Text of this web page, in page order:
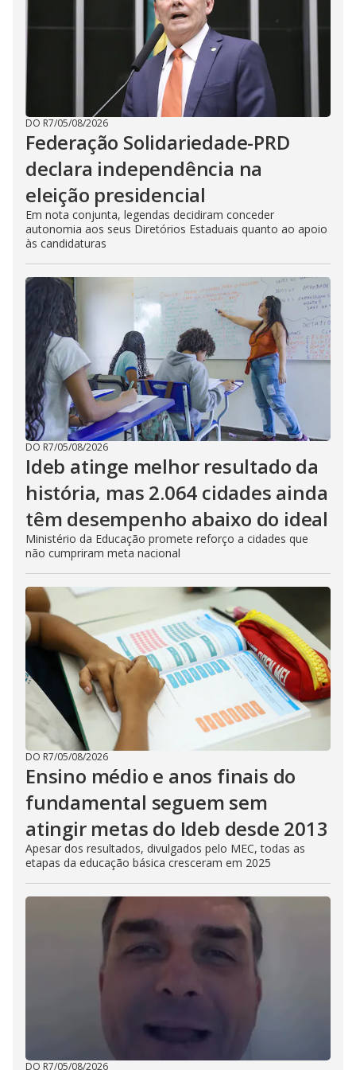
DO R7/05/08/2026
Federação Solidariedade-PRD
declara independência na
eleição presidencial
Em nota conjunta, legendas decidiram conceder
autonomia aos seus Diretórios Estaduais quanto ao apoio
às candidaturas
DO R7/05/08/2026
Ideb atinge melhor resultado da
história, mas 2.064 cidades ainda
têm desempenho abaixo do ideal
Ministério da Educação promete reforço a cidades que
não cumpriram meta nacional
DO R7/05/08/2026
Ensino médio e anos finais do
fundamental seguem sem
atingir metas do Ideb desde 2013
Apesar dos resultados, divulgados pelo MEC, todas as
etapas da educação básica cresceram em 2025
DO R7/05/08/2026